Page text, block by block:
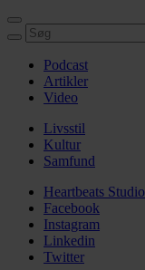
Podcast
Artikler
Video
Livsstil
Kultur
Samfund
Heartbeats Studio
Facebook
Instagram
Linkedin
Twitter